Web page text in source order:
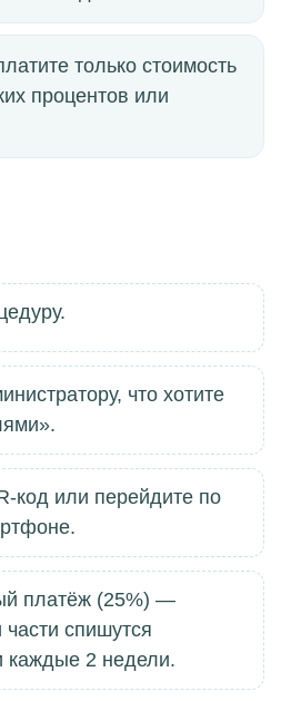
только стоимость
процентов или
что хотите
код или перейдите по
платёж (25%) —
спишутся
каждые 2 недели.